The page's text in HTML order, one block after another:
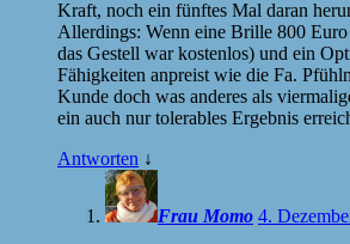
Kraft, noch ein fünftes Mal daran
Allerdings: Wenn eine Brille 800 Euro
das Gestell war kostenlos) und ein
Fähigkeiten anpreist wie die Fa.
Kunde doch was anderes als
ein auch nur tolerables Ergebnis
Antworten ↓
Frau Momo 4.